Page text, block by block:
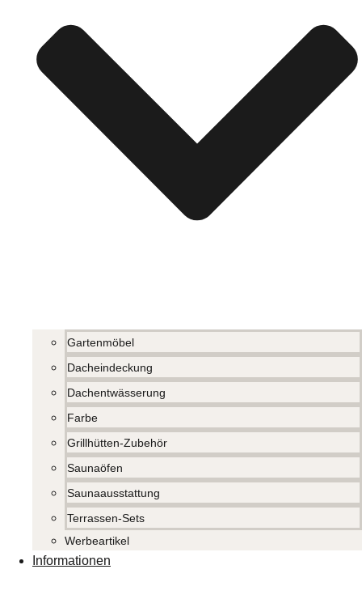
Gartenmöbel
Dacheindeckung
Dachentwässerung
Farbe
Grillhütten-Zubehör
Saunaöfen
Saunaausstattung
Terrassen-Sets
Werbeartikel
Informationen